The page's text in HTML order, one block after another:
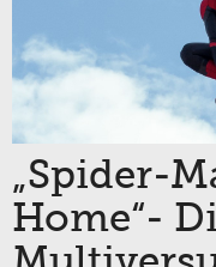
„Spider-
Home“-